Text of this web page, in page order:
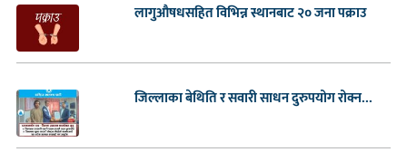
लागुऔषधसहित विभिन्न स्थानबाट २० जना पक्राउ
जिल्लाका बेथिति र सवारी साधन दुरुपयोग रोक्न...